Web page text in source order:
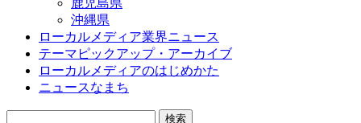
沖縄県
ローカルメディア業界ニュース
テーマピックアップ・アーカイブ
ローカルメディアのはじめかた
ニュースなまち